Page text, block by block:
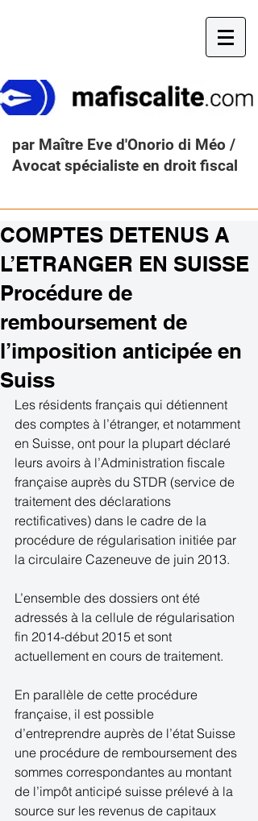
par Maître Eve d'Onorio di Méo /
Avocat spécialiste en droit fiscal
COMPTES DETENUS A
L’ETRANGER EN SUISSE
Procédure de
remboursement de
l’imposition anticipée en
Suiss
Les résidents français qui détiennent
des comptes à l’étranger, et notamment
en Suisse, ont pour la plupart déclaré
leurs avoirs à l’Administration fiscale
française auprès du STDR (service de
traitement des déclarations
rectificatives) dans le cadre de la
procédure de régularisation initiée par
la circulaire Cazeneuve de juin 2013.
L’ensemble des dossiers ont été
adressés à la cellule de régularisation
fin 2014-début 2015 et sont
actuellement en cours de traitement.
En parallèle de cette procédure
française, il est possible
d’entreprendre auprès de l’état Suisse
une procédure de remboursement des
sommes correspondantes au montant
de l’impôt anticipé suisse prélevé à la
source sur les revenus de capitaux